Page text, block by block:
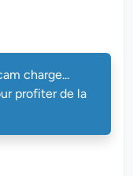
charge...
profiter de la